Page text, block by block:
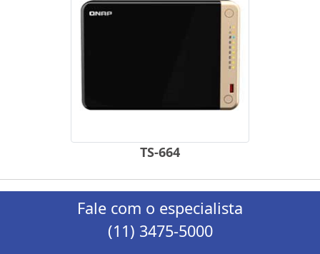
TS-664
Fale com o especialista
(11) 3475-5000